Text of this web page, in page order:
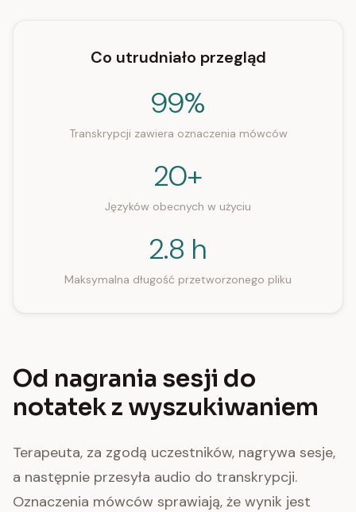
Co utrudniało przegląd
99%
Transkrypcji zawiera oznaczenia mówców
20+
Języków obecnych w użyciu
2.8 h
Maksymalna długość przetworzonego pliku
Od nagrania sesji do
notatek z wyszukiwaniem
Terapeuta, za zgodą uczestników, nagrywa sesje,
a następnie przesyła audio do transkrypcji.
Oznaczenia mówców sprawiają, że wynik jest